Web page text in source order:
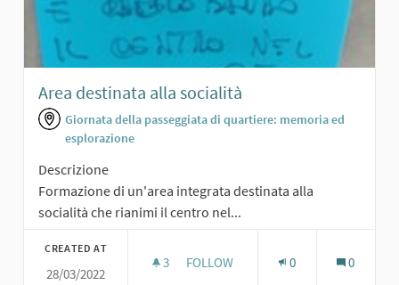
Area destinata alla socialità
Giornata della passeggiata di quartiere: memoria ed
esplorazione
Descrizione
Formazione di un'area integrata destinata alla
socialità che rianimi il centro nel...
CREATED AT
28/03/2022
3 3 FOLLOWERS
FOLLOW 0 0